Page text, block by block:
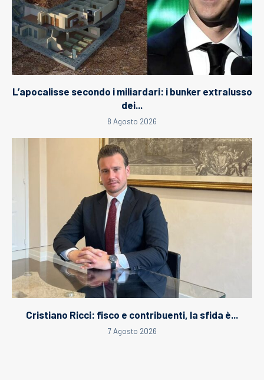
L’apocalisse secondo i miliardari: i bunker extralusso
dei...
8 Agosto 2026
Cristiano Ricci: fisco e contribuenti, la sfida è...
7 Agosto 2026